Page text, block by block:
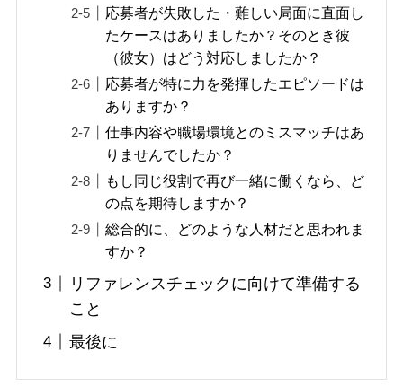
応募者が失敗した・難しい局面に直面し
たケースはありましたか？そのとき彼
（彼女）はどう対応しましたか？
応募者が特に力を発揮したエピソードは
ありますか？
仕事内容や職場環境とのミスマッチはあ
りませんでしたか？
もし同じ役割で再び一緒に働くなら、ど
の点を期待しますか？
総合的に、どのような人材だと思われま
すか？
リファレンスチェックに向けて準備する
こと
最後に